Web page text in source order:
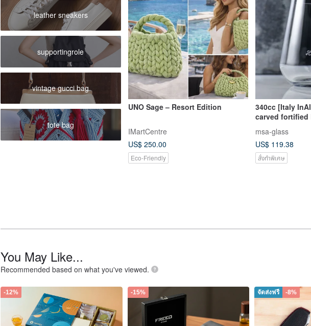
leather sneakers
supportingrole
vintage gucci bag
tote bag
UNO Sage – Resort Edition
IMartCentre
US$ 250.00
Eco-Friendly
340cc [Italy
carved fortified
msa-glass
US$ 119.38
สั่งทำพิเศษ
You May Like...
Recommended based on what you've viewed.
-12% -15% จัดส่งฟรี -8%